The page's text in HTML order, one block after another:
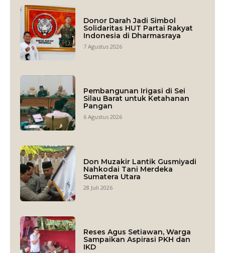
Donor Darah Jadi Simbol
Solidaritas HUT Partai Rakyat
Indonesia di Dharmasraya
7 Agustus 2026
Pembangunan Irigasi di Sei
Silau Barat untuk Ketahanan
Pangan
6 Agustus 2026
Don Muzakir Lantik Gusmiyadi
Nahkodai Tani Merdeka
Sumatera Utara
28 Juli 2026
Reses Agus Setiawan, Warga
Sampaikan Aspirasi PKH dan
IKD